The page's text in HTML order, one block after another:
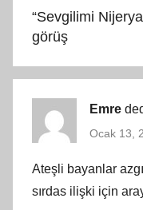
“Sevgilimi
görüş
Emre
Ocak 13,
Ateşli bayanlar
sırdas ilişki için